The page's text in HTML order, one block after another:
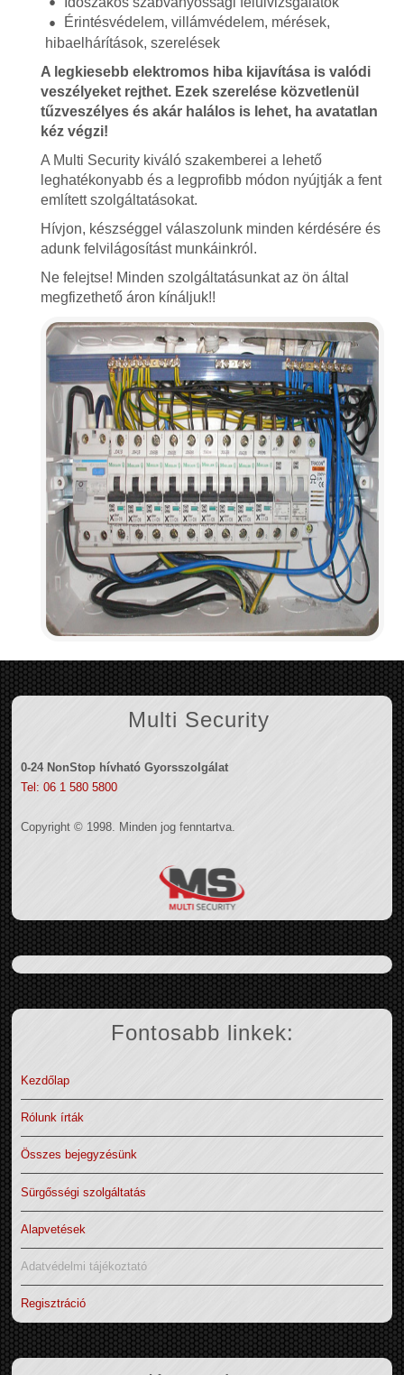
Érintésvédelem, villámvédelem, mérések,
hibaelhárítások, szerelések
A legkiesebb elektromos hiba kijavítása is valódi
veszélyeket rejthet. Ezek szerelése közvetlenül
tűzveszélyes és akár halálos is lehet, ha avatatlan
kéz végzi!
A Multi Security kiváló szakemberei a lehető
leghatékonyabb és a legprofibb módon nyújtják a fent
említett szolgáltatásokat.
Hívjon, készséggel válaszolunk minden kérdésére és
adunk felvilágosítást munkáinkról.
Ne felejtse! Minden szolgáltatásunkat az ön által
megfizethető áron kínáljuk!!
Multi Security
0-24 NonStop hívható Gyorsszolgálat
Tel: 06 1 580 5800
Copyright © 1998. Minden jog fenntartva.
Fontosabb linkek:
Kezdőlap
Rólunk írták
Összes bejegyzésünk
Sürgősségi szolgáltatás
Alapvetések
Adatvédelmi tájékoztató
Regisztráció